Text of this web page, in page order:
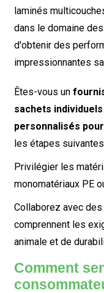
laminés
dans le domaine
d'obtenir des
impressionnantes
Êtes-vous un
sachets individuels
personnalisés
les étapes
Privilégier les
monomatériaux PE
Collaborez avec
comprennent les
animale et de
Comment